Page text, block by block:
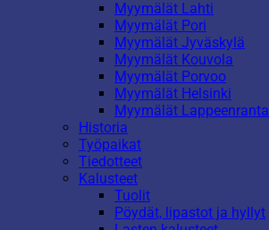
Myymälät Lahti
Myymälät Pori
Myymälät Jyväskylä
Myymälät Kouvola
Myymälät Porvoo
Myymälät Helsinki
Myymälät Lappeenranta
Historia
Työpaikat
Tiedotteet
Kalusteet
Tuolit
Pöydät, lipastot ja hyllyt